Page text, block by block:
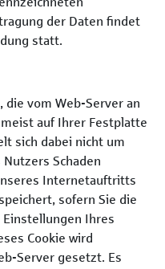
der Daten findet
statt.
die vom Web-Server an
auf Ihrer Festplatte
sich dabei nicht um
Nutzers Schaden
Internetauftritts
sofern Sie die
Einstellungen Ihres
Cookie wird
Server gesetzt. Es